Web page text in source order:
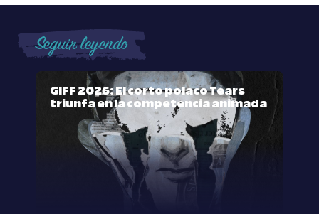
Seguir leyendo
GIFF 2026: El corto polaco Tears
triunfa en la competencia animada